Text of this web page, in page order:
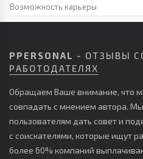
Возможность карьеры
PPERSONAL - ОТЗЫВЫ
РАБОТОДАТЕЛЯХ
Обращаем Ваше внимание, что
совпадать с мнением автора.
пользователям дать совет и
с соискателями, которые ищут
более 60% компаний